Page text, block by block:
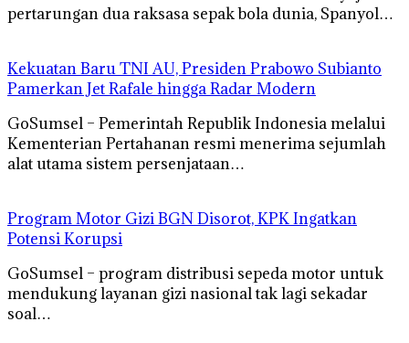
pertarungan dua raksasa sepak bola dunia, Spanyol…
Kekuatan Baru TNI AU, Presiden Prabowo Subianto
Pamerkan Jet Rafale hingga Radar Modern
GoSumsel – Pemerintah Republik Indonesia melalui
Kementerian Pertahanan resmi menerima sejumlah
alat utama sistem persenjataan…
Program Motor Gizi BGN Disorot, KPK Ingatkan
Potensi Korupsi
GoSumsel – program distribusi sepeda motor untuk
mendukung layanan gizi nasional tak lagi sekadar
soal…